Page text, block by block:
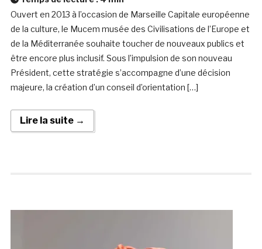
Ouvert en 2013 à l’occasion de Marseille Capitale européenne
de la culture, le Mucem musée des Civilisations de l’Europe et
de la Méditerranée souhaite toucher de nouveaux publics et
être encore plus inclusif. Sous l’impulsion de son nouveau
Président, cette stratégie s’accompagne d’une décision
majeure, la création d’un conseil d’orientation […]
Lire la suite →